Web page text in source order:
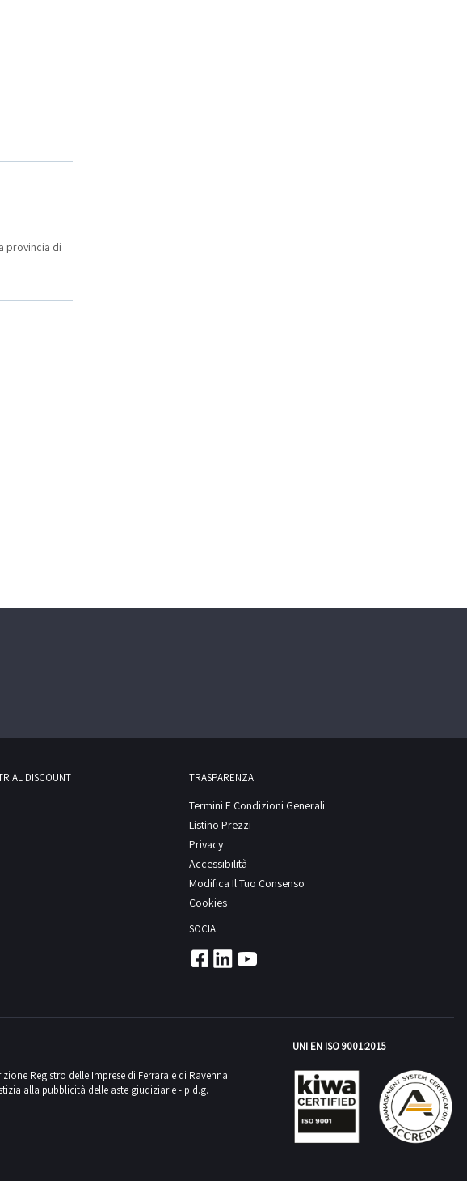
provincia di
DISCOUNT TRASPARENZA
Termini E Condizioni Generali
Listino Prezzi
Privacy
Accessibilità
Modifica Il Tuo Consenso
Cookies
SOCIAL
Registro delle Imprese di Ferrara e di Ravenna:
alla pubblicità delle aste giudiziarie - p.d.g.
UNI EN ISO 9001:2015